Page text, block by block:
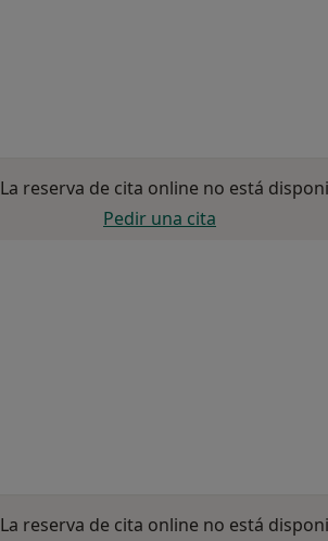
La reserva de cita online no está
Pedir una cita
La reserva de cita online no está